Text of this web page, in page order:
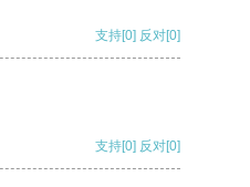
支持[0] 反对[0]
支持[0] 反对[0]